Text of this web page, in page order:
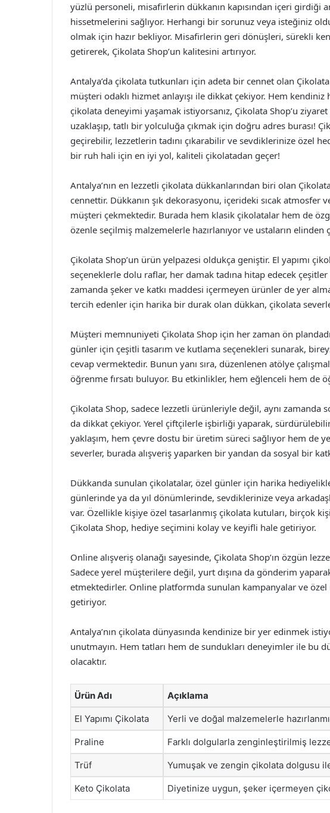
yüzlü personeli, misafirlerin dükkanın kapısından içeri girdiği
hissetmelerini sağlıyor. Herhangi bir sorunuz veya isteğiniz
olmak için hazır bekliyor. Misafirlerin geri dönüşleri, sürekli
getirerek, Çikolata Shop’un kalitesini artırıyor.
Antalya’da çikolata tutkunları için adeta bir cennet olan
müşteri odaklı hizmet anlayışı ile dikkat çekiyor. Hem
çikolata deneyimi yaşamak istiyorsanız, Çikolata Shop’u
uzaklaşıp, tatlı bir yolculuğa çıkmak için doğru adres burası!
geçirebilir, lezzetlerin tadını çıkarabilir ve sevdiklerinize özel
bir ruh hali için en iyi yol, kaliteli çikolatadan geçer!
Antalya’nın en lezzetli çikolata dükkanlarından biri olan
cennettir. Dükkanın şık dekorasyonu, içerideki sıcak atmosfer
müşteri çekmektedir. Burada hem klasik çikolatalar hem de
özenle seçilmiş malzemelerle hazırlanıyor ve ustaların elinden
Çikolata Shop’un ürün yelpazesi oldukça geniştir. El yapımı
seçeneklerle dolu raflar, her damak tadına hitap edecek çeşitler
zamanda şeker ve katkı maddesi içermeyen ürünler de yer
tercih edenler için harika bir durak olan dükkan, çikolata
Müşteri memnuniyeti Çikolata Shop için her zaman ön
günler için çeşitli tasarım ve kutlama seçenekleri sunarak,
cevap vermektedir. Bunun yanı sıra, düzenlenen atölye
öğrenme fırsatı buluyor. Bu etkinlikler, hem eğlenceli hem de
Çikolata Shop, sadece lezzetli ürünleriyle değil, aynı zamanda
da dikkat çekiyor. Yerel çiftçilerle işbirliği yaparak,
yaklaşım, hem çevre dostu bir üretim süreci sağlıyor hem de
severler, burada alışveriş yaparken bir yandan da sosyal bir
Dükkanda sunulan çikolatalar, özel günler için harika
günlerinde ya da yıl dönümlerinde, sevdiklerinize veya
var. Özellikle kişiye özel tasarlanmış çikolata kutuları, birçok
Çikolata Shop, hediye seçimini kolay ve keyifli hale getiriyor.
Online alışveriş olanağı sayesinde, Çikolata Shop’ın özgün
Sadece yerel müşterilere değil, yurt dışına da gönderim
etmektedirler. Online platformda sunulan kampanyalar ve özel
getiriyor.
Antalya’nın çikolata dünyasında kendinize bir yer edinmek
unutmayın. Hem tatları hem de sundukları deneyimler ile bu
olacaktır.
Ürün Adı Açıklama
El Yapımı Çikolata Yerli ve doğal malzemelerle
Praline Farklı dolgularla zenginleştirilmiş
Trüf Yumuşak ve zengin çikolata dolgusu
Keto Çikolata Diyetinize uygun, şeker içermeyen